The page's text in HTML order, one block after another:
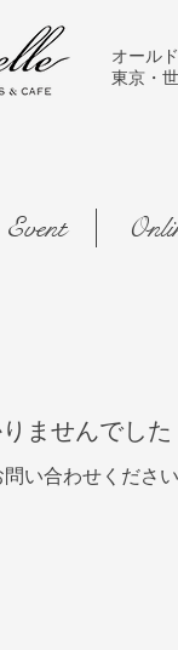
オール
東京・
Event
ませんでした
い合わせください